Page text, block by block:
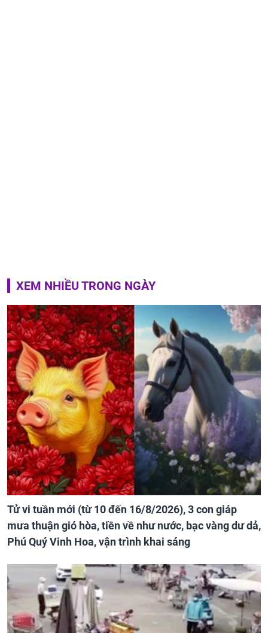
XEM NHIỀU TRONG NGÀY
Tử vi tuần mới (từ 10 đến 16/8/2026), 3 con giáp
mưa thuận gió hòa, tiền về như nước, bạc vàng dư dả,
Phú Quý Vinh Hoa, vận trình khai sáng